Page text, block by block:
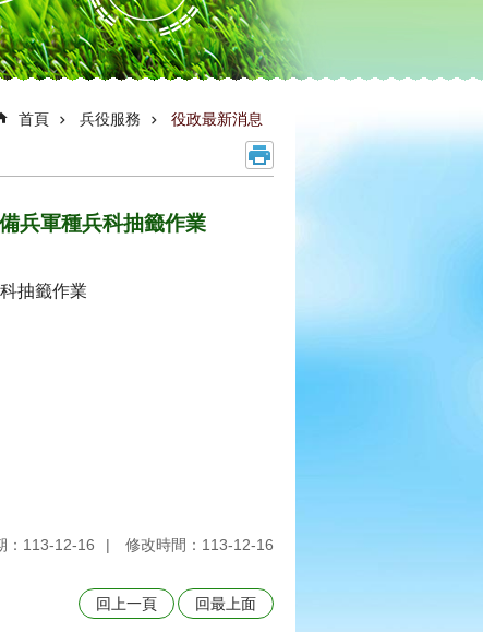
首頁 兵役服務 役政最新消息
兵軍種兵科抽籤作業
抽籤作業
：113-12-16 修改時間：113-12-16
回上一頁 回最上面